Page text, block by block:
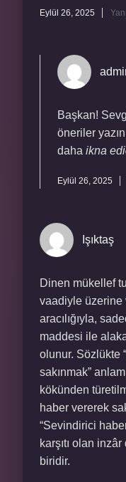
Eylül 26, 2025
Başkan!
öneriler
daha ikna
Eylül 26, 2025
Işıktaş
Dinen mükellef
vaadiyle üzerine
aracılığıyla,
maddesi ile
olunur. Sözlükte
sakınmak”
kökünden
haber vererek
“Sevindirici
karşıtı olan
biridir.